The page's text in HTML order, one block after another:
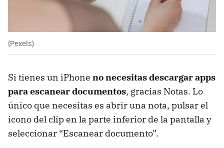
(Pexels)
Si tienes un iPhone no necesitas descargar apps
para escanear documentos, gracias Notas. Lo
único que necesitas es abrir una nota, pulsar el
icono del clip en la parte inferior de la pantalla y
seleccionar “Escanear documento”.